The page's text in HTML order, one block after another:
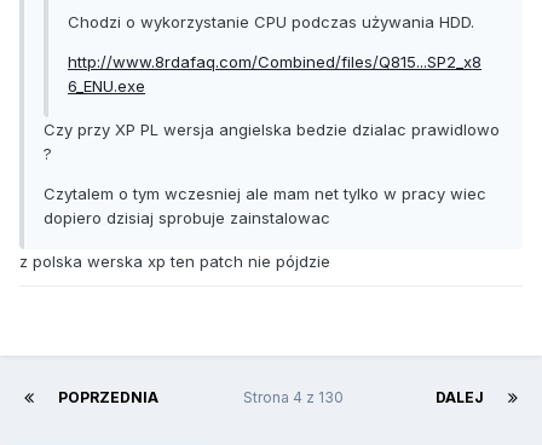
Chodzi o wykorzystanie CPU podczas używania HDD.
http://www.8rdafaq.com/Combined/files/Q815...SP2_x8
6_ENU.exe
Czy przy XP PL wersja angielska bedzie dzialac prawidlowo
?
Czytalem o tym wczesniej ale mam net tylko w pracy wiec
dopiero dzisiaj sprobuje zainstalowac
z polska werska xp ten patch nie pójdzie
POPRZEDNIA DALEJ
Strona 4 z 130